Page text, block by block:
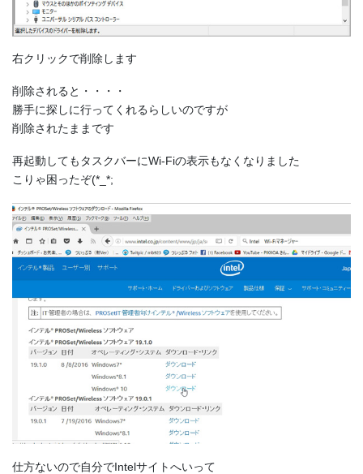
右クリックで削除します
削除されると・・・・
勝手に探しに行ってくれるらしいのですが
削除されたままです
再起動してもタスクバーにWi-Fiの表示もなくなりました
こりゃ困ったぞ(*_*;
仕方ないので自分でIntelサイトへいって